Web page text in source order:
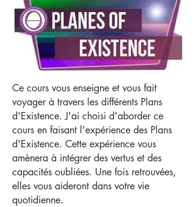
Ce cours vous enseigne et vous fait
voyager à travers les différents Plans
d'Existence. J'ai choisi d'aborder ce
cours en faisant l'expérience des Plans
d'Existence. Cette expérience vous
amènera à intégrer des vertus et des
capacités oubliées. Une fois retrouvées,
elles vous aideront dans votre vie
quotidienne.